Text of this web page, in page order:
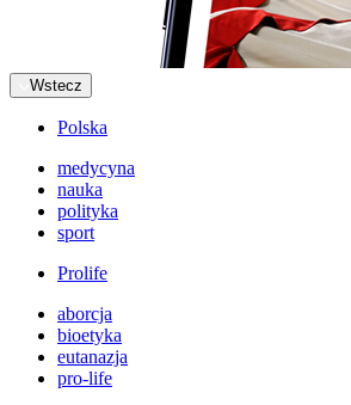
Wstecz
Polska
medycyna
nauka
polityka
sport
Prolife
aborcja
bioetyka
eutanazja
pro-life